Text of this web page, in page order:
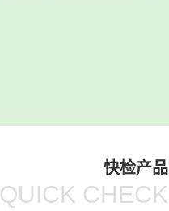
快检产品
QUICK CHECK